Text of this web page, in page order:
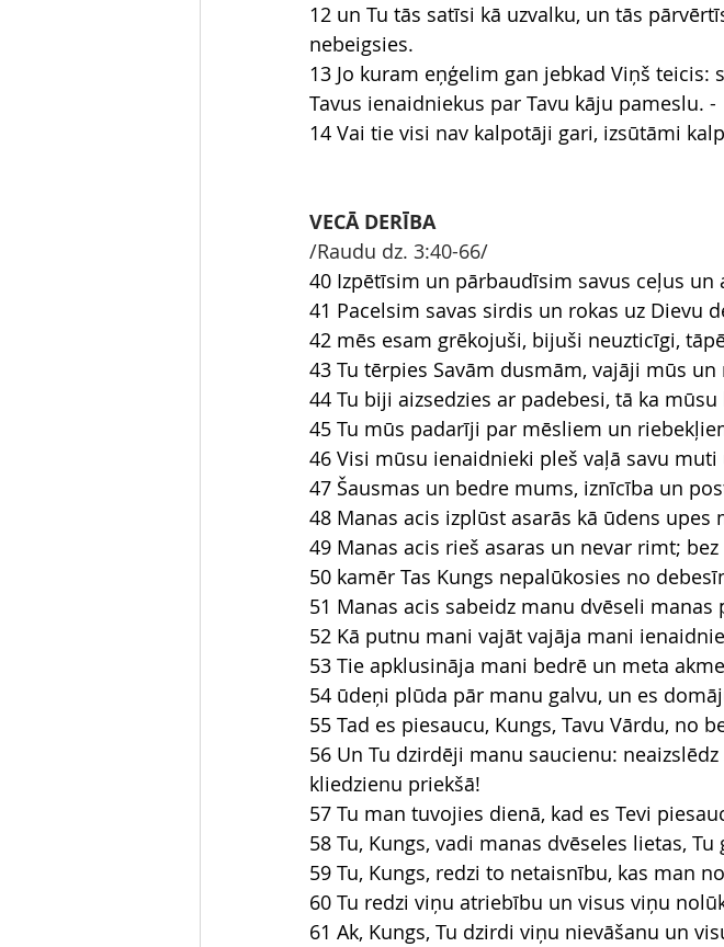
12 un Tu tās satīsi kā uzvalku, un tās
nebeigsies.
13 Jo kuram eņģelim gan jebkad Viņš
Tavus ienaidniekus par Tavu kāju pameslu. -
14 Vai tie visi nav kalpotāji gari, izsūtāmi
VECĀ DERĪBA
/Raudu dz. 3:40-66/
40 Izpētīsim un pārbaudīsim savus ceļus un
41 Pacelsim savas sirdis un rokas uz Dievu
42 mēs esam grēkojuši, bijuši neuzticīgi,
43 Tu tērpies Savām dusmām, vajāji mūs
44 Tu biji aizsedzies ar padebesi, tā ka
45 Tu mūs padarīji par mēsliem un
46 Visi mūsu ienaidnieki pleš vaļā savu muti
47 Šausmas un bedre mums, iznīcība un
48 Manas acis izplūst asarās kā ūdens
49 Manas acis rieš asaras un nevar rimt;
50 kamēr Tas Kungs nepalūkosies no
51 Manas acis sabeidz manu dvēseli
52 Kā putnu mani vajāt vajāja mani
53 Tie apklusināja mani bedrē un meta
54 ūdeņi plūda pār manu galvu, un es
55 Tad es piesaucu, Kungs, Tavu Vārdu, no
56 Un Tu dzirdēji manu saucienu:
kliedzienu priekšā!
57 Tu man tuvojies dienā, kad es Tevi
58 Tu, Kungs, vadi manas dvēseles lietas,
59 Tu, Kungs, redzi to netaisnību, kas man
60 Tu redzi viņu atriebību un visus viņu
61 Ak, Kungs, Tu dzirdi viņu nievāšanu un